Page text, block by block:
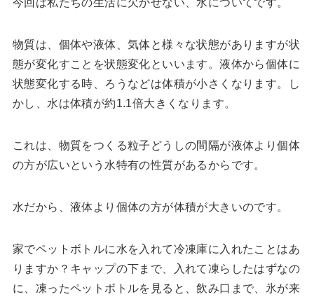
今回は私たちの生活に欠かせない、水についてです。
物質は、個体や液体、気体と様々な状態がありますが状
態が変化すことを状態変化といいます。液体から個体に
状態変化する時、ろうなどは体積が小さくなります。し
かし、水は体積が約1.1倍大きくなります。
これは、物質をつくる粒子どうしの間隔が液体より個体
の方が広いという水特有の性質があるからです。
水だから、液体より個体の方が体積が大きいのです。
家でペットボトルに水を入れて冷凍庫に入れたことはあ
りますか？キャップの下まで、入れて凍らしたはずなの
に、凍ったペットボトルを見ると、飲み口まで、氷が来